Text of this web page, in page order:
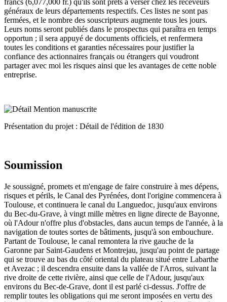
francs (6,077,000 fr.) qu'ils sont prêts à verser chez les receveurs
généraux de leurs départements respectifs. Ces listes ne sont pas
fermées, et le nombre des souscripteurs augmente tous les jours.
Leurs noms seront publiés dans le prospectus qui paraîtra en temps
opportun ; il sera appuyé de documents officiels, et renfermera
toutes les conditions et garanties nécessaires pour justifier la
confiance des actionnaires français ou étrangers qui voudront
partager avec moi les risques ainsi que les avantages de cette noble
entreprise.
Présentation du projet : Détail de l'édition de 1830
Soumission
Je soussigné, promets et m'engage de faire construire à mes dépens,
risques et périls, le Canal des Pyrénées, dont l'origine commencera à
Toulouse, et continuera le canal du Languedoc, jusqu'aux environs
du Bec-du-Grave, à vingt mille mètres en ligne directe de Bayonne,
où l'Adour n'offre plus d'obstacles, dans aucun temps de l'année, à la
navigation de toutes sortes de bâtiments, jusqu'à son embouchure.
Partant de Toulouse, le canal remontera la rive gauche de la
Garonne par Saint-Gaudens et Montrejau, jusqu'au point de partage
qui se trouve au bas du côté oriental du plateau situé entre Labarthe
et Avezac ; il descendra ensuite dans la vallée de l'Arros, suivant la
rive droite de cette rivière, ainsi que celle de l'Adour, jusqu'aux
environs du Bec-de-Grave, dont il est parlé ci-dessus. J'offre de
remplir toutes les obligations qui me seront imposées en vertu des